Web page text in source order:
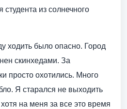
из солнечного
ходить было опасно. Город
скинхедами. За
просто охотились. Много
Я старался не выходить
на меня за все это время